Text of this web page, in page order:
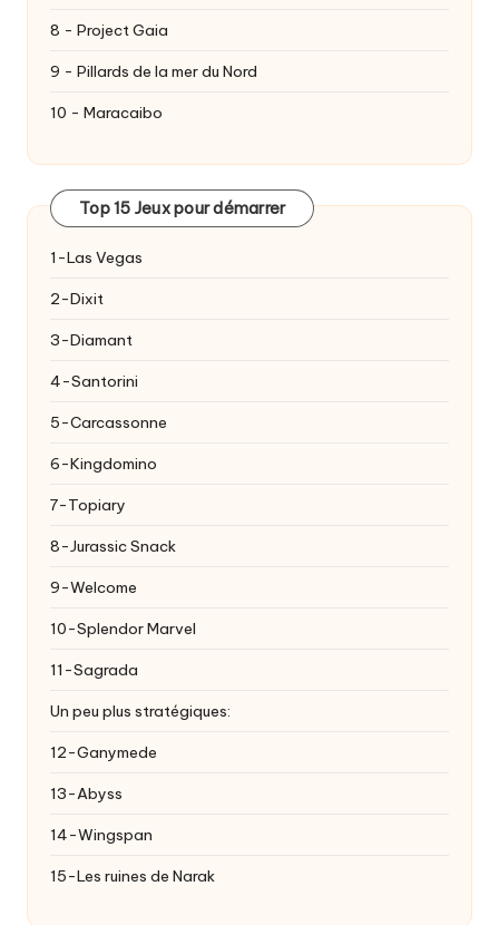
8 - Project Gaia
9 - Pillards de la mer du Nord
10 - Maracaibo
Top 15 Jeux pour démarrer
1-Las Vegas
2-Dixit
3-Diamant
4-Santorini
5-Carcassonne
6-Kingdomino
7-Topiary
8-Jurassic Snack
9-Welcome
10-Splendor Marvel
11-Sagrada
Un peu plus stratégiques:
12-Ganymede
13-Abyss
14-Wingspan
15-Les ruines de Narak